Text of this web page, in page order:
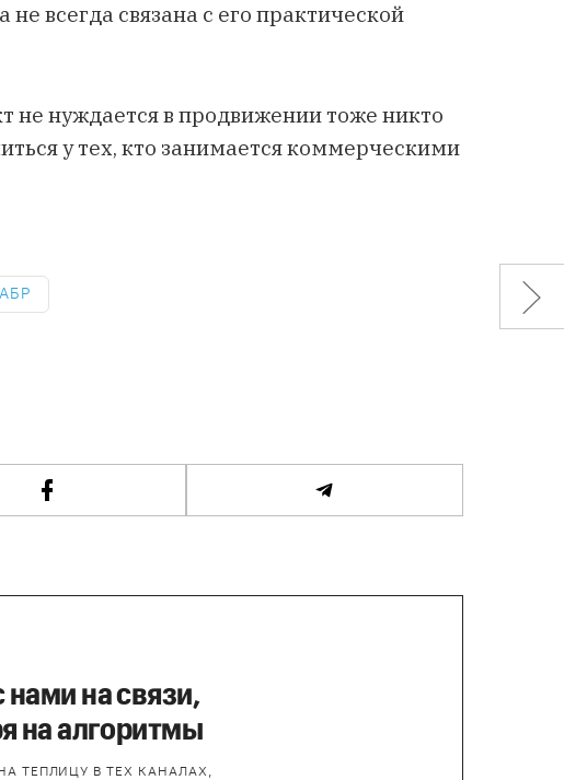
всегда связана с его практической
не нуждается в продвижении тоже никто
у тех, кто занимается коммерческими
нами на связи,
на алгоритмы
ТЕПЛИЦУ В ТЕХ КАНАЛАХ,